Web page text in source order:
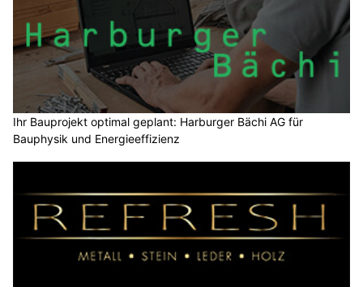
Ihr Bauprojekt optimal geplant: Harburger Bächi AG für
Bauphysik und Energieeffizienz